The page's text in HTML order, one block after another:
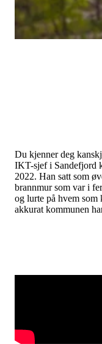
Du kjenner deg
IKT-sjef i Sandefjord
2022. Han satt som
brannmur som var i
og lurte på hvem som
akkurat kommunen